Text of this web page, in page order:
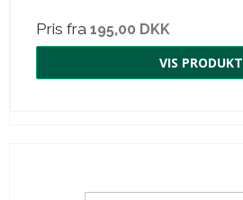
Pris fra 195,00 DKK
VIS PRODUKT